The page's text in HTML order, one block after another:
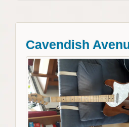
Cavendish